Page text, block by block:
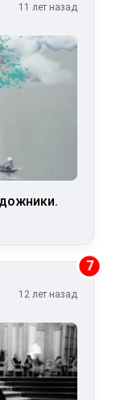
11 лет назад
7
12 лет назад